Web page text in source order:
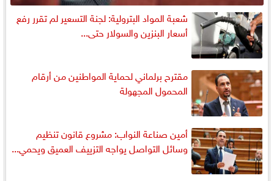
شعبة المواد البترولية: لجنة التسعير لم تقرر رفع
أسعار البنزين والسولار حتى...
مقترح برلماني لحماية المواطنين من أرقام
المحمول المجهولة
أمين صناعة النواب: مشروع قانون تنظيم
وسائل التواصل يواجه التزييف العميق ويحمي...